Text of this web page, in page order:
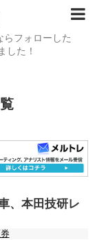
フォローした
した！
、本田技研レ